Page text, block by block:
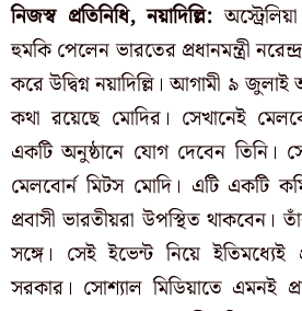
নিজস্ব প্রতিনিধি, নয়াদিল্লি:
হুমকি পেলেন ভারতের প্রধানমন্ত্রী
করে উদ্বিগ্ন নয়াদিল্লি। আগামী ৯ জুলাই
কথা রয়েছে মোদির। সেখানেই
একটি অনুষ্ঠানে যোগ দেবেন তিনি।
মেলবোর্ন মিটস মোদি। এটি একটি
প্রবাসী ভারতীয়রা উপস্থিত থাকবেন।
সঙ্গে। সেই ইভেন্ট নিয়ে ইতিমধ্যেই
সরকার। সোশ্যাল মিডিয়াতে এমনই